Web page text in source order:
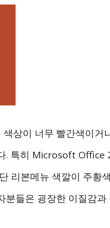
상이 너무 빨간색이거
. 특히 Microsoft Office
리본메뉴 색깔이 주황
분들은 굉장한 이질감